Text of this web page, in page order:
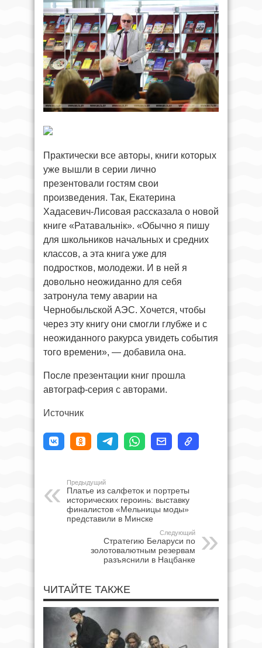
Практически все авторы, книги которых
уже вышли в серии лично
презентовали гостям свои
произведения. Так, Екатерина
Хадасевич-Лисовая рассказала о новой
книге «Ратавальнік». «Обычно я пишу
для школьников начальных и средних
классов, а эта книга уже для
подростков, молодежи. И в ней я
довольно неожиданно для себя
затронула тему аварии на
Чернобыльской АЭС. Хочется, чтобы
через эту книгу они смогли глубже и с
неожиданного ракурса увидеть события
того времени», — добавила она.
После презентации книг прошла
автограф-серия с авторами.
Источник
Предыдущий
Платье из салфеток и портреты
исторических героинь: выставку
финалистов «Мельницы моды»
представили в Минске
Следующий
Стратегию Беларуси по
золотовалютным резервам
разъяснили в Нацбанке
ЧИТАЙТЕ ТАКЖЕ